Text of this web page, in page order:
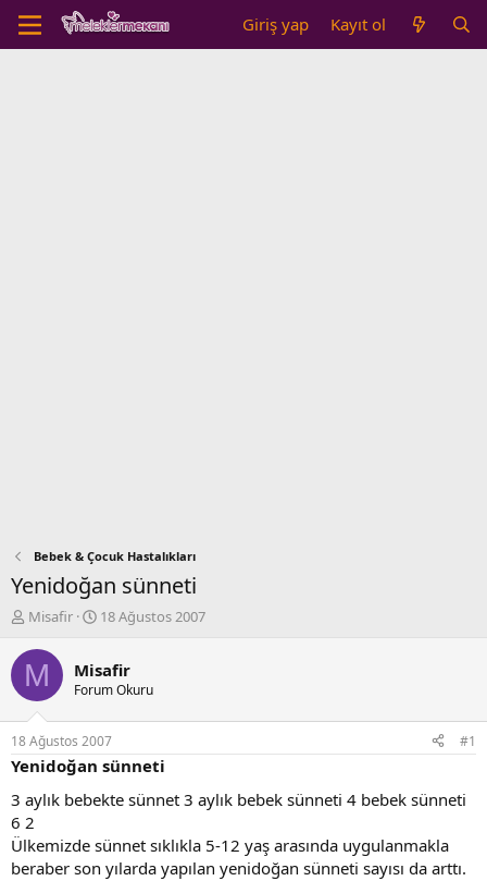
Giriş yap Kayıt ol
Bebek & Çocuk Hastalıkları
Yenidoğan sünneti
K
n
b
y
u
b
a
l
a
t
a
Misafir
B
l
a
g
ı
ç
t
a
i
h
18 Ağustos 2007
M Misafir
Forum Okuru
18 Ağustos 2007 #1
Yenidoğan sünneti
3 aylık bebekte sünnet 3 aylık bebek sünneti 4 bebek sünneti
6 2
Ülkemizde sünnet sıklıkla 5-12 yaş arasında uygulanmakla
beraber son yılarda yapılan yenidoğan sünneti sayısı da arttı.